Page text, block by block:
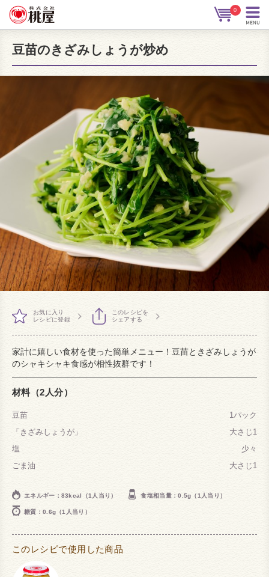
0
豆苗のきざみしょうが炒め
お気に入り
レシピに登録
このレシピを
シェアする
家計に嬉しい食材を使った簡単メニュー！豆苗ときざみしょうが
のシャキシャキ食感が相性抜群です！
材料（2人分）
豆苗
1パック
「きざみしょうが」
大さじ1
塩
少々
ごま油
大さじ1
エネルギー：83kcal（1人当り） 食塩相当量：0.5g（1人当り）
糖質：0.6g（1人当り）
このレシピで使用した商品